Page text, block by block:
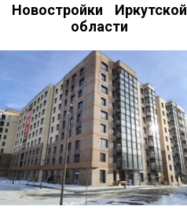
Новостройки Иркутской
области